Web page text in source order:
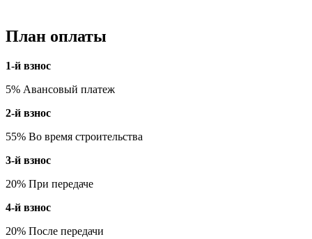
План оплаты
1-й взнос
5% Авансовый платеж
2-й взнос
55% Во время строительства
3-й взнос
20% При передаче
4-й взнос
20% После передачи